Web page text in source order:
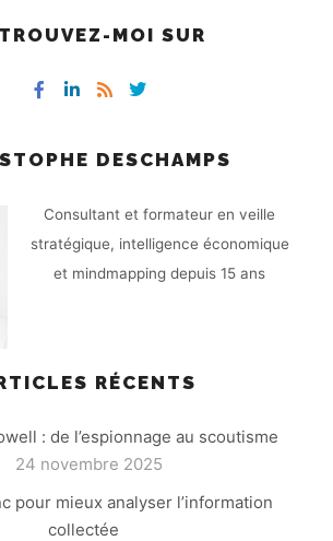
MOI SUR
DESCHAMPS
Consultant et formateur en veille
stratégique, intelligence économique
et mindmapping depuis 15 ans
RÉCENTS
: de l’espionnage au scoutisme
24 novembre 2025
pour mieux analyser l’information
collectée